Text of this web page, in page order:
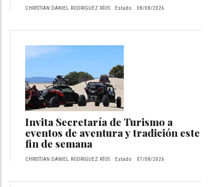
CHRISTIAN DANIEL RODRIGUEZ RÍOS Estado 08/08/2026
Invita Secretaría de Turismo a
eventos de aventura y tradición este
fin de semana
CHRISTIAN DANIEL RODRIGUEZ RÍOS Estado 07/08/2026